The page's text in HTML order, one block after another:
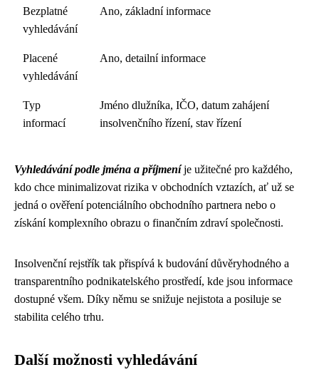
Bezplatné
vyhledávání
Ano, základní informace
Placené
vyhledávání
Ano, detailní informace
Typ
informací
Jméno dlužníka, IČO, datum zahájení
insolvenčního řízení, stav řízení
Vyhledávání podle jména a příjmeníje užitečné pro každého,
kdo chce minimalizovat rizika v obchodních vztazích, ať už se
jedná o ověření potenciálního obchodního partnera nebo o
získání komplexního obrazu o finančním zdraví společnosti.
Insolvenční rejstřík tak přispívá k budování důvěryhodného a
transparentního podnikatelského prostředí, kde jsou informace
dostupné všem. Díky němu se snižuje nejistota a posiluje se
stabilita celého trhu.
Další možnosti vyhledávání